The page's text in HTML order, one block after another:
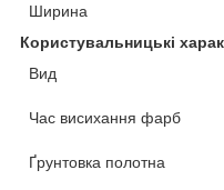
Ширина
Користувальницькі
Вид
Час висихання фарб
Ґрунтовка полотна